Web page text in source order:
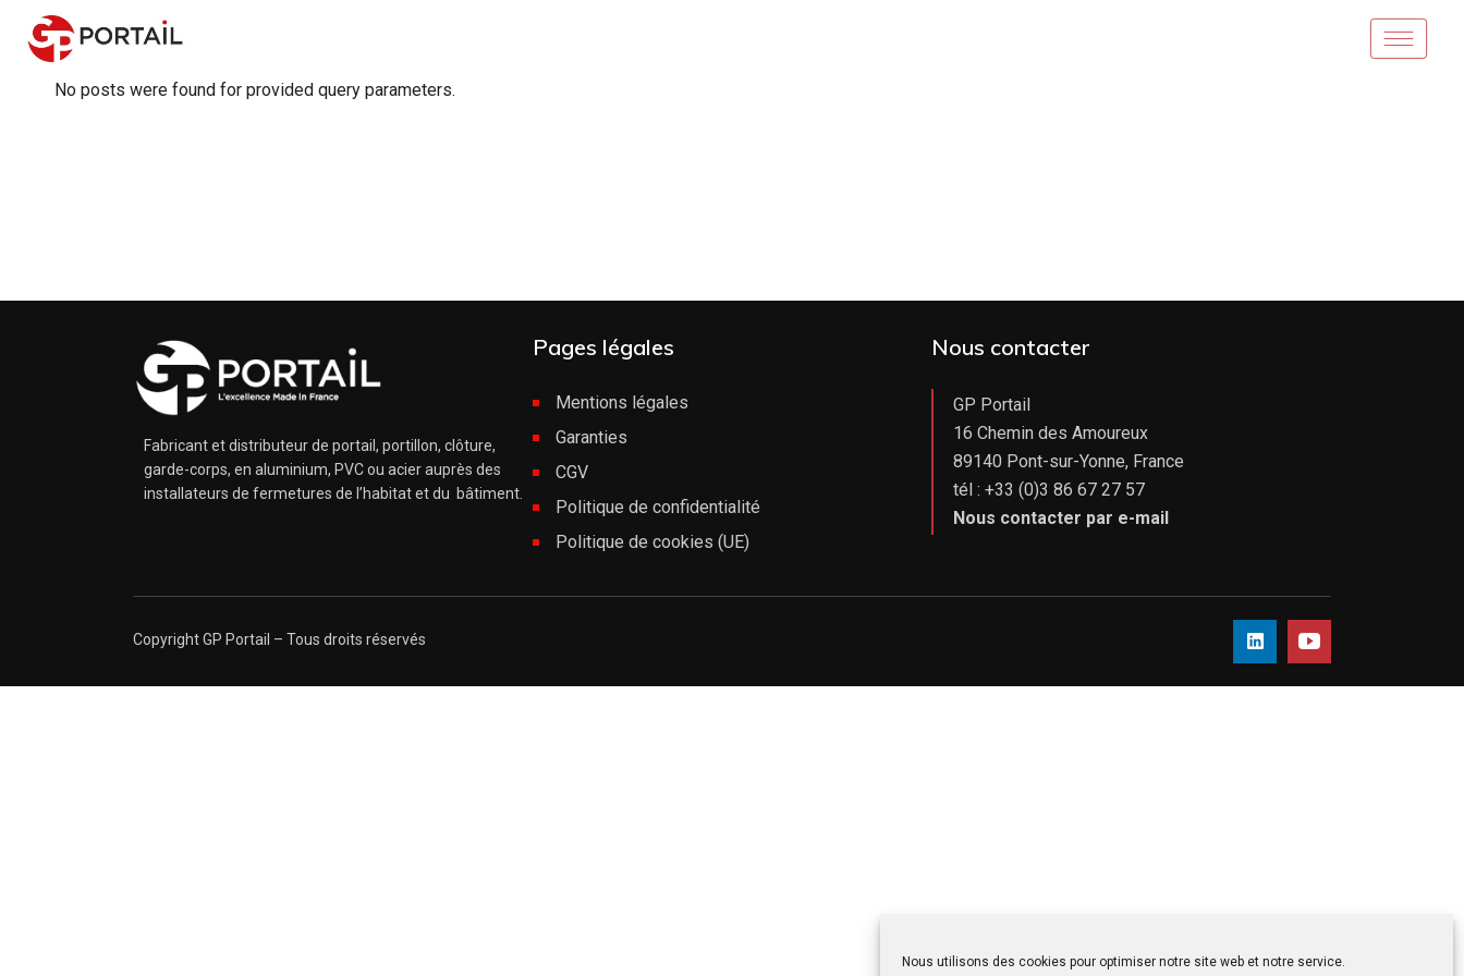
Nous utilisons des cookies pour optimiser notre site web et notre service.
No posts were found for provided query parameters.
Fabricant et distributeur de portail, portillon, clôture,
garde-corps, en aluminium, PVC ou acier auprès des
installateurs de fermetures de l’habitat et du bâtiment.
Pages légales
Mentions légales
Garanties
CGV
Politique de confidentialité
Politique de cookies (UE)
Nous contacter
GP Portail
16 Chemin des Amoureux
89140 Pont-sur-Yonne, France
tél : +33 (0)3 86 67 27 57
Nous contacter par e-mail
Copyright GP Portail – Tous droits réservés